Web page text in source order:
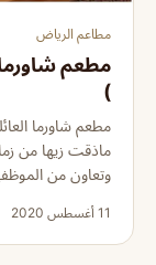
مطاعم الرياض
مطعم شاورما
)
مطعم شاورما
ماذقت زيها من
وتعاون من
11 أغسطس 2020